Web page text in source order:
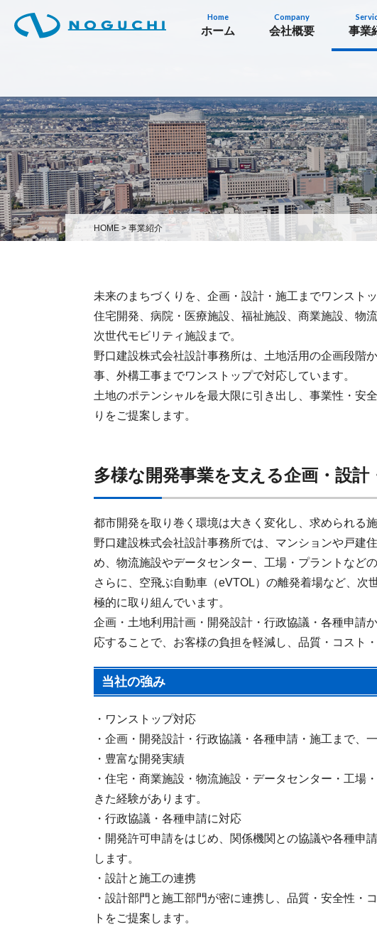
Home
ホーム
Company
会社概要 事業
HOME > 事業紹介
未来のまちづくりを、企画・設計・施工までワンストッ
住宅開発、病院・医療施設、福祉施設、商業施設、物
次世代モビリティ施設まで。
野口建設株式会社設計事務所は、土地活用の企画段階
事、外構工事までワンストップで対応しています。
土地のポテンシャルを最大限に引き出し、事業性・安
りをご提案します。
多様な開発事業を支える企画・設計
都市開発を取り巻く環境は大きく変化し、求められる
野口建設株式会社設計事務所では、マンションや戸建
め、物流施設やデータセンター、工場・プラントなど
さらに、空飛ぶ自動車（eVTOL）の離発着場など、
極的に取り組んでいます。
企画・土地利用計画・開発設計・行政協議・各種申請
応することで、お客様の負担を軽減し、品質・コスト
当社の強み
・ワンストップ対応
・企画・開発設計・行政協議・各種申請・施工まで、
・豊富な開発実績
・住宅・商業施設・物流施設・データセンター・工
きた経験があります。
・行政協議・各種申請に対応
・開発許可申請をはじめ、関係機関との協議や各種
します。
・設計と施工の連携
・設計部門と施工部門が密に連携し、品質・安全性
トをご提案します。